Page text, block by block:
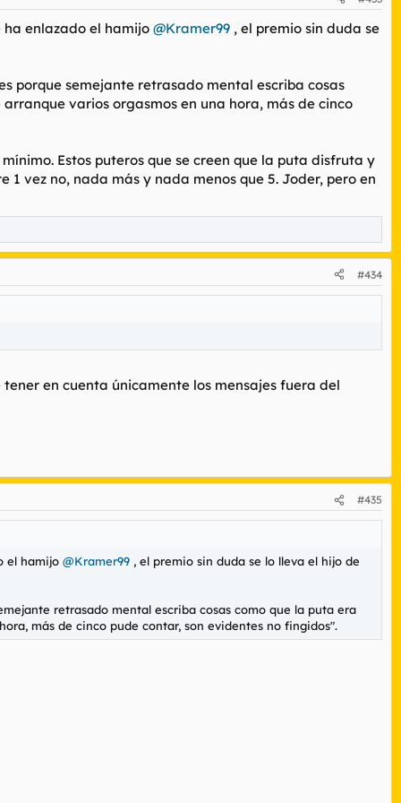
ha enlazado el hamijo @Kramer99 , el premio sin duda se
porque semejante retrasado mental escriba cosas
varios orgasmos en una hora, más de cinco
Estos puteros que se creen que la puta disfruta y
1 vez no, nada más y nada menos que 5. Joder, pero en
#434
en cuenta únicamente los mensajes fuera del
#435
el hamijo @Kramer99 , el premio sin duda se lo lleva el hijo de
retrasado mental escriba cosas como que la puta era
más de cinco pude contar, son evidentes no fingidos".